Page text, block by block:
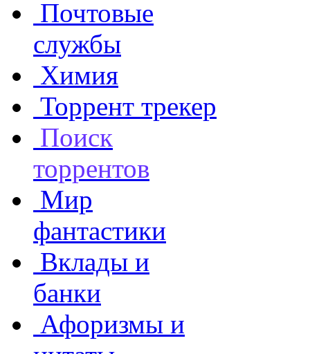
Почтовые
службы
Химия
Торрент трекер
Поиск
торрентов
Мир
фантастики
Вклады и
банки
Афоризмы и